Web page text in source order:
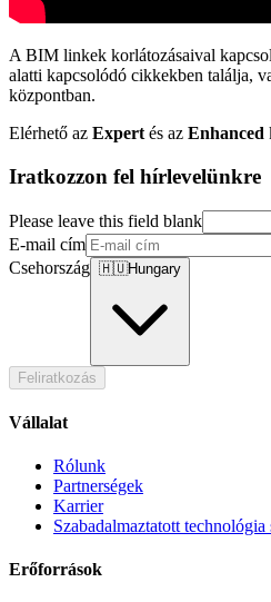
A BIM linkek korlátozásaival
alatti kapcsolódó cikkekben találja,
központban.
Elérhető az Expert és az Enhanced
Iratkozzon fel hírlevelünkre
Please leave this field blank
E-mail cím
Csehország 🇭🇺Hungary
Feliratkozás
Vállalat
Rólunk
Partnerségek
Karrier
Szabadalmaztatott
Erőforrások